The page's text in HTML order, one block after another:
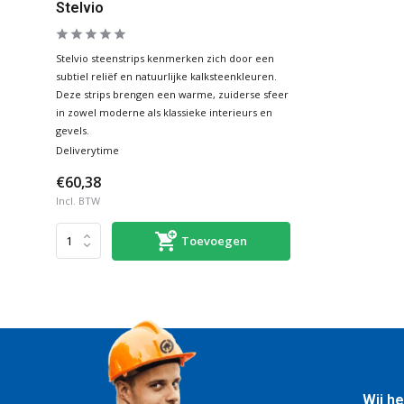
Stelvio
Stelvio steenstrips kenmerken zich door een
subtiel reliëf en natuurlijke kalksteenkleuren.
Deze strips brengen een warme, zuiderse sfeer
in zowel moderne als klassieke interieurs en
gevels.
Deliverytime
€60,38
Incl. BTW
Toevoegen
Wij